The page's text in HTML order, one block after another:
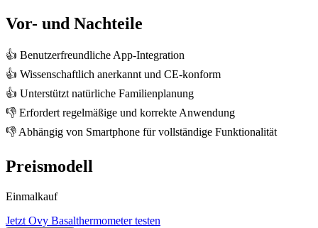
Vor- und Nachteile
👍 Benutzerfreundliche App-Integration
👍 Wissenschaftlich anerkannt und CE-konform
👍 Unterstützt natürliche Familienplanung
👎 Erfordert regelmäßige und korrekte Anwendung
👎 Abhängig von Smartphone für vollständige Funktionalität
Preismodell
Einmalkauf
Jetzt Ovy Basalthermometer testen